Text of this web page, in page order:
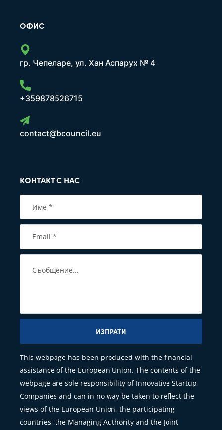
ОФИС
гр. Чепеларе, ул. Хан Аспарух № 4
+359878526715
contact@bcouncil.eu
КОНТАКТ С НАС
ИЗПРАТИ
This webpage has been produced with the financial
assistance of the European Union. The contents of the
webpage are sole responsibility of Innovative Startup
Companies and can in no way be taken to reflect the
views of the European Union, the participating
countries, the Managing Authority and the Joint